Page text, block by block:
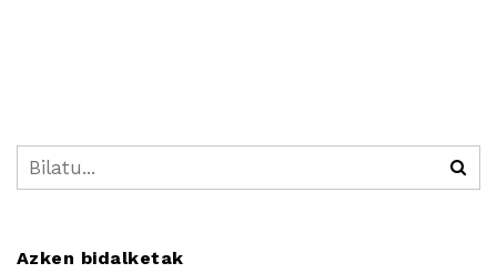
Azken bidalketak